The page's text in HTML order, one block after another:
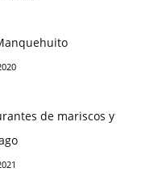
de mariscos y